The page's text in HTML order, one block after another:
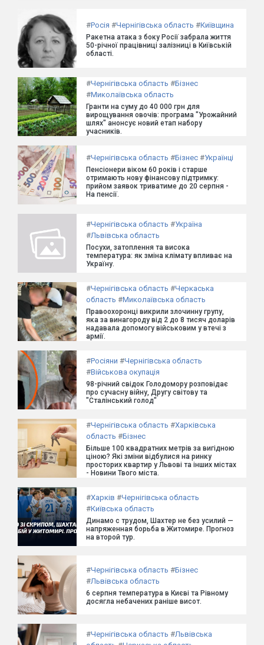
#Росія #Чернігівська область #Київщина
Ракетна атака з боку Росії забрала життя
50-річної працівниці залізниці в Київській
області.
#Чернігівська область #Бізнес
#Миколаївська область
Гранти на суму до 40 000 грн для
вирощування овочів: програма "Урожайний
шлях" анонсує новий етап набору
учасників.
#Чернігівська область #Бізнес #Українці
Пенсіонери віком 60 років і старше
отримають нову фінансову підтримку:
прийом заявок триватиме до 20 серпня -
На пенсії.
#Чернігівська область #Україна
#Львівська область
Посухи, затоплення та висока
температура: як зміна клімату впливає на
Україну.
#Чернігівська область #Черкаська
область #Миколаївська область
Правоохоронці викрили злочинну групу,
яка за винагороду від 2 до 8 тисяч доларів
надавала допомогу військовим у втечі з
армії.
#Росіяни #Чернігівська область
#Військова окупація
98-річний свідок Голодомору розповідає
про сучасну війну, Другу світову та
"Сталінський голод"
#Чернігівська область #Харківська
область #Бізнес
Більше 100 квадратних метрів за вигідною
ціною? Які зміни відбулися на ринку
просторих квартир у Львові та інших містах
- Новини Твого міста.
#Харків #Чернігівська область
#Київська область
Динамо с трудом, Шахтер не без усилий —
напряженная борьба в Житомире. Прогноз
на второй тур.
#Чернігівська область #Бізнес
#Львівська область
6 серпня температура в Києві та Рівному
досягла небачених раніше висот.
#Чернігівська область #Львівська